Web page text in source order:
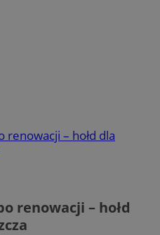
renowacji – hołd dla
renowacji – hołd